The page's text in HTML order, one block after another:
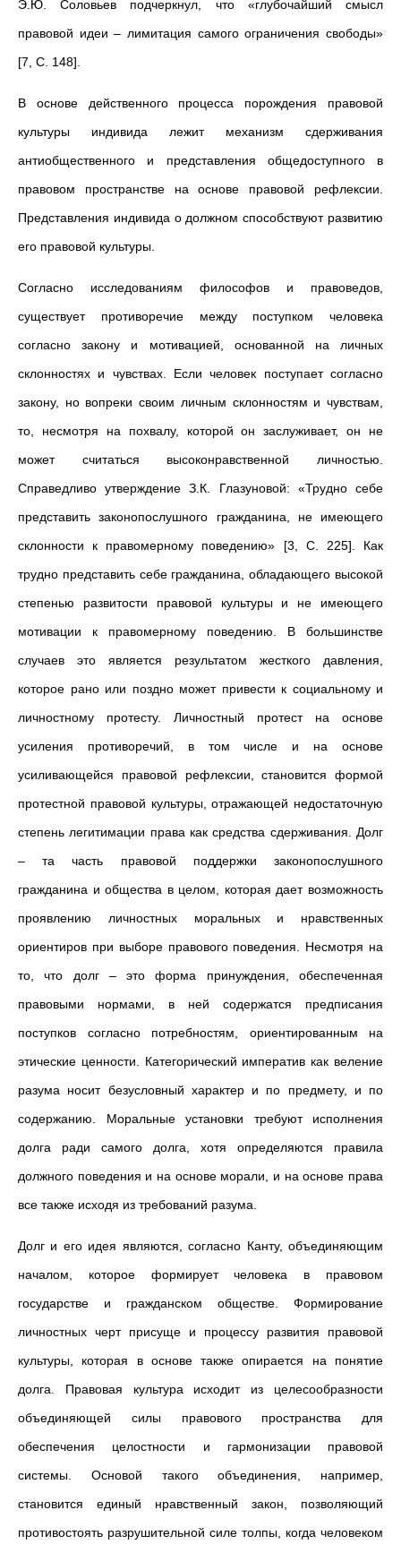
Э.Ю. Соловьев подчеркнул, что «глубочайший смысл
правовой идеи – лимитация самого ограничения свободы»
[7, С. 148].
В основе действенного процесса порождения правовой
культуры индивида лежит механизм сдерживания
антиобщественного и представления общедоступного в
правовом пространстве на основе правовой рефлексии.
Представления индивида о должном способствуют развитию
его правовой культуры.
Согласно исследованиям философов и правоведов,
существует противоречие между поступком человека
согласно закону и мотивацией, основанной на личных
склонностях и чувствах. Если человек поступает согласно
закону, но вопреки своим личным склонностям и чувствам,
то, несмотря на похвалу, которой он заслуживает, он не
может считаться высоконравственной личностью.
Справедливо утверждение З.К. Глазуновой: «Трудно себе
представить законопослушного гражданина, не имеющего
склонности к правомерному поведению» [3, С. 225]. Как
трудно представить себе гражданина, обладающего высокой
степенью развитости правовой культуры и не имеющего
мотивации к правомерному поведению. В большинстве
случаев это является результатом жесткого давления,
которое рано или поздно может привести к социальному и
личностному протесту. Личностный протест на основе
усиления противоречий, в том числе и на основе
усиливающейся правовой рефлексии, становится формой
протестной правовой культуры, отражающей недостаточную
степень легитимации права как средства сдерживания. Долг
– та часть правовой поддержки законопослушного
гражданина и общества в целом, которая дает возможность
проявлению личностных моральных и нравственных
ориентиров при выборе правового поведения. Несмотря на
то, что долг – это форма принуждения, обеспеченная
правовыми нормами, в ней содержатся предписания
поступков согласно потребностям, ориентированным на
этические ценности. Категорический императив как веление
разума носит безусловный характер и по предмету, и по
содержанию. Моральные установки требуют исполнения
долга ради самого долга, хотя определяются правила
должного поведения и на основе морали, и на основе права
все также исходя из требований разума.
Долг и его идея являются, согласно Канту, объединяющим
началом, которое формирует человека в правовом
государстве и гражданском обществе. Формирование
личностных черт присуще и процессу развития правовой
культуры, которая в основе также опирается на понятие
долга. Правовая культура исходит из целесообразности
объединяющей силы правового пространства для
обеспечения целостности и гармонизации правовой
системы. Основой такого объединения, например,
становится единый нравственный закон, позволяющий
противостоять разрушительной силе толпы, когда человеком